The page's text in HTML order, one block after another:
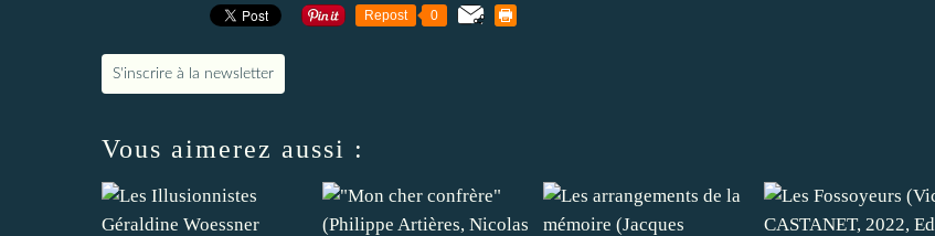
Repost 0
S'inscrire à la newsletter
Vous aimerez aussi :